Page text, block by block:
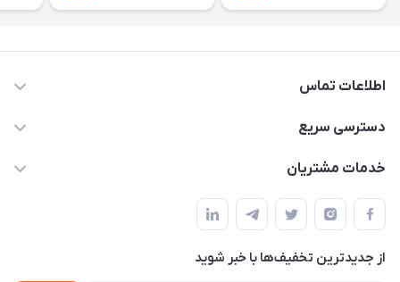
اطلاعات تماس
09371742423
طبقه بالای دنیای لبنیات (مراجعه حضوری فقط در صورت هماهنگی
قبلی با شماره ۰۹۳۷۱۷۴۲۴۲۳ امکان پذیر است)
دسترسی سریع
حساب کاربری
لیست محصولات
درباره ما
خدمات مشتریان
قوانین و مقررات
حریم خصوصی
راهنما
از جدید‌ترین تخفیف‌ها با‌ خبر شوید